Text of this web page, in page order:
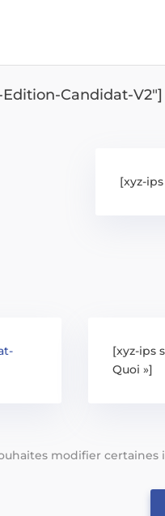
Candidat-V2″]
[xyz-
[xyz-ips
Quoi »]
modifier